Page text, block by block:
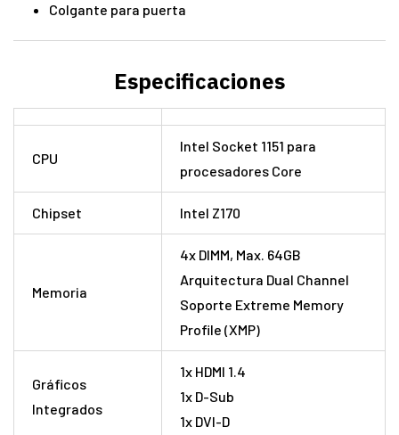
Colgante para puerta
Especificaciones
CPU
Intel Socket 1151 para
procesadores Core
Chipset Intel Z170
Memoria
4x DIMM, Max. 64GB
Arquitectura Dual Channel
Soporte Extreme Memory
Profile (XMP)
Gráficos
Integrados
1x HDMI 1.4
1x D-Sub
1x DVI-D